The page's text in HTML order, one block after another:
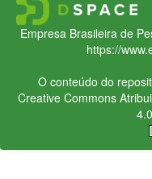
Empresa Brasileira de
https://
O conteúdo do
Creative Commons